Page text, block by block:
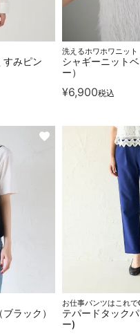
すみピン
洗えるホワホワニット
シャギーニット
ー）
¥6,900税込
ラック）
お仕事パンツはこれで
テパードタック
ー)